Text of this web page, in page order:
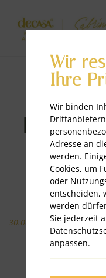
Lange
30.08.2024
Ein
Wir
Ihre
Wir binden
Adresse an
werden.
Cookies, um
oder
entscheiden,
werden
Sie jederzeit
anpassen.